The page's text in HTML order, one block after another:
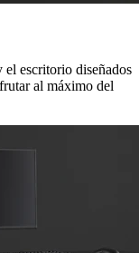
escritorio diseñados
al máximo del